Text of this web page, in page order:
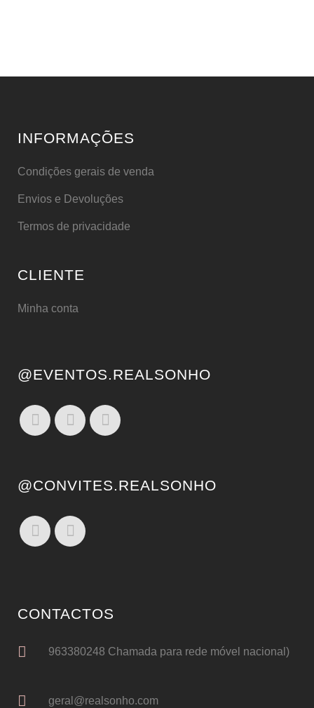
INFORMAÇÕES
Condições gerais de venda
Envios e Devoluções
Termos de privacidade
CLIENTE
Minha conta
@EVENTOS.REALSONHO
@CONVITES.REALSONHO
CONTACTOS
963380248 Chamada para rede móvel nacional)
geral@realsonho.com